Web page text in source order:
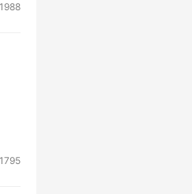
1988
1795